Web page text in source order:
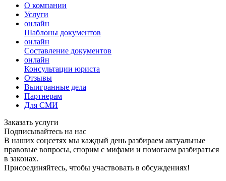
О компании
Услуги
онлайн
Шаблоны документов
онлайн
Составление документов
онлайн
Консультации юриста
Отзывы
Выигранные дела
Партнерам
Для СМИ
Заказать услуги
Подписывайтесь на нас
В наших соцсетях мы каждый день разбираем актуальные
правовые вопросы, спорим с мифами и помогаем разбираться
в законах.
Присоединяйтесь, чтобы участвовать в обсуждениях!